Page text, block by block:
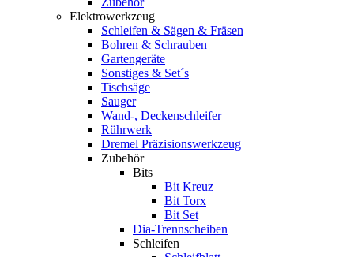
Elektrowerkzeug
Schleifen & Sägen & Fräsen
Bohren & Schrauben
Gartengeräte
Sonstiges & Set´s
Tischsäge
Sauger
Wand-, Deckenschleifer
Rührwerk
Dremel Präzisionswerkzeug
Zubehör
Bits
Bit Kreuz
Bit Torx
Bit Set
Dia-Trennscheiben
Schleifen